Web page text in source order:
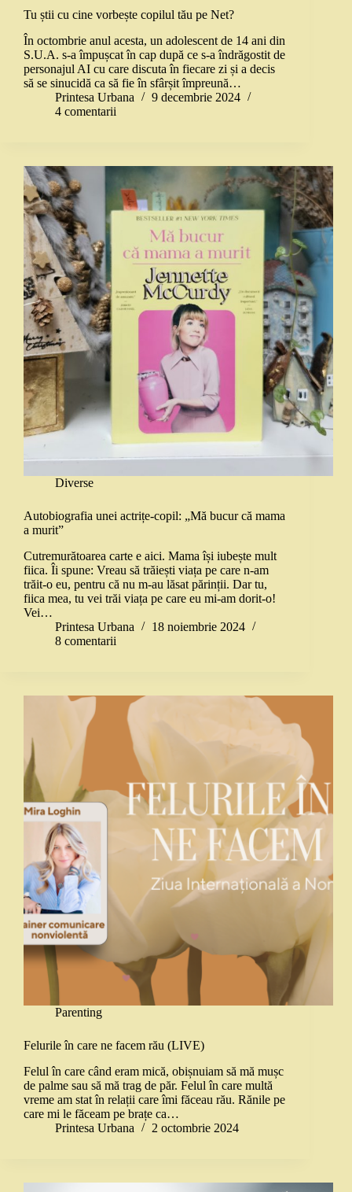
Tu știi cu cine vorbește copilul tău pe Net?
În octombrie anul acesta, un adolescent de 14 ani din
S.U.A. s-a împușcat în cap după ce s-a îndrăgostit de
personajul AI cu care discuta în fiecare zi și a decis
să se sinucidă ca să fie în sfârșit împreună…
Printesa Urbana
9 decembrie 2024
4 comentarii
Diverse
Autobiografia unei actrițe-copil: „Mă bucur că mama
a murit”
Cutremurătoarea carte e aici. Mama își iubește mult
fiica. Îi spune: Vreau să trăiești viața pe care n-am
trăit-o eu, pentru că nu m-au lăsat părinții. Dar tu,
fiica mea, tu vei trăi viața pe care eu mi-am dorit-o!
Vei…
Printesa Urbana
18 noiembrie 2024
8 comentarii
Parenting
Felurile în care ne facem rău (LIVE)
Felul în care când eram mică, obișnuiam să mă mușc
de palme sau să mă trag de păr. Felul în care multă
vreme am stat în relații care îmi făceau rău. Rănile pe
care mi le făceam pe brațe ca…
Printesa Urbana
2 octombrie 2024